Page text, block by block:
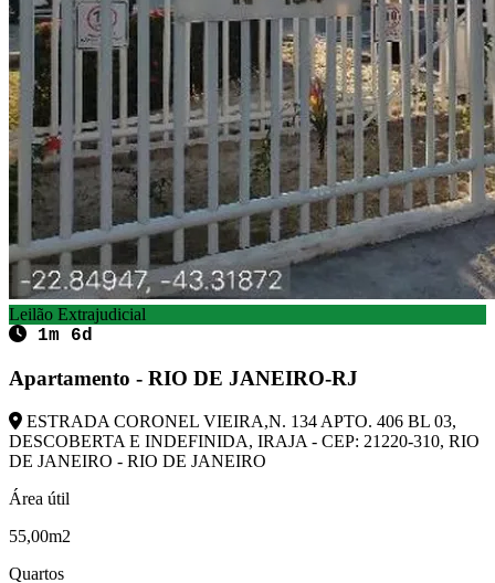
Leilão Extrajudicial
1m 6d
Apartamento - RIO DE JANEIRO-RJ
ESTRADA CORONEL VIEIRA,N. 134 APTO. 406 BL 03,
DESCOBERTA E INDEFINIDA, IRAJA - CEP: 21220-310, RIO
DE JANEIRO - RIO DE JANEIRO
Área útil
55,00m2
Quartos